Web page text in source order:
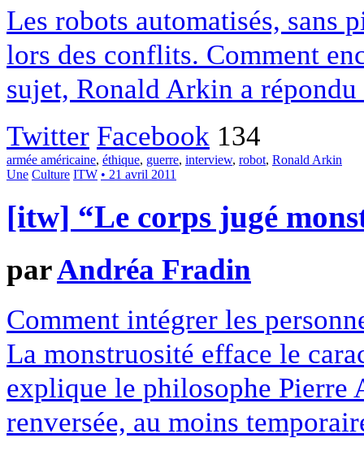
Les robots automatisés, sans
lors des conflits. Comment
sujet, Ronald Arkin a
Twitter Facebook 134
armée américaine, éthique, guerre, interview, robot, Ronald Arkin
Une Culture ITW • 21 avril 2011
[itw] “Le corps jugé
parAndréa Fradin
Comment intégrer les
La monstruosité efface le
explique le philosophe Pierre
renversée, au moins